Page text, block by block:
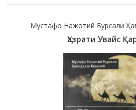
Мустафо Нажотий Бурсали
Ҳазрати Увайс